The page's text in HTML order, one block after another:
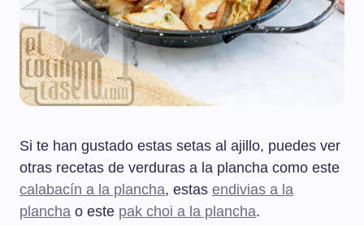
Si te han gustado estas setas al ajillo, puedes ver
otras recetas de verduras a la plancha como este
calabacín a la plancha, estas endivias a la
plancha o este pak choi a la plancha.